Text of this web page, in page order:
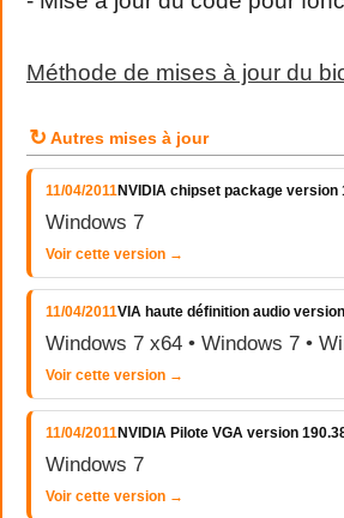
Méthode de mises à jour du
↻ Autres mises à jour
11/04/2011NVIDIA chipset package version
Windows 7
Voir cette version →
11/04/2011VIA haute définition audio
Windows 7 x64 • Windows 7 •
Voir cette version →
11/04/2011NVIDIA Pilote VGA version
Windows 7
Voir cette version →